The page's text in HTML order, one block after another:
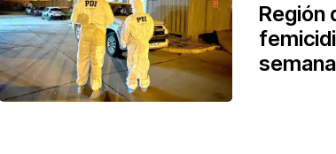
Región